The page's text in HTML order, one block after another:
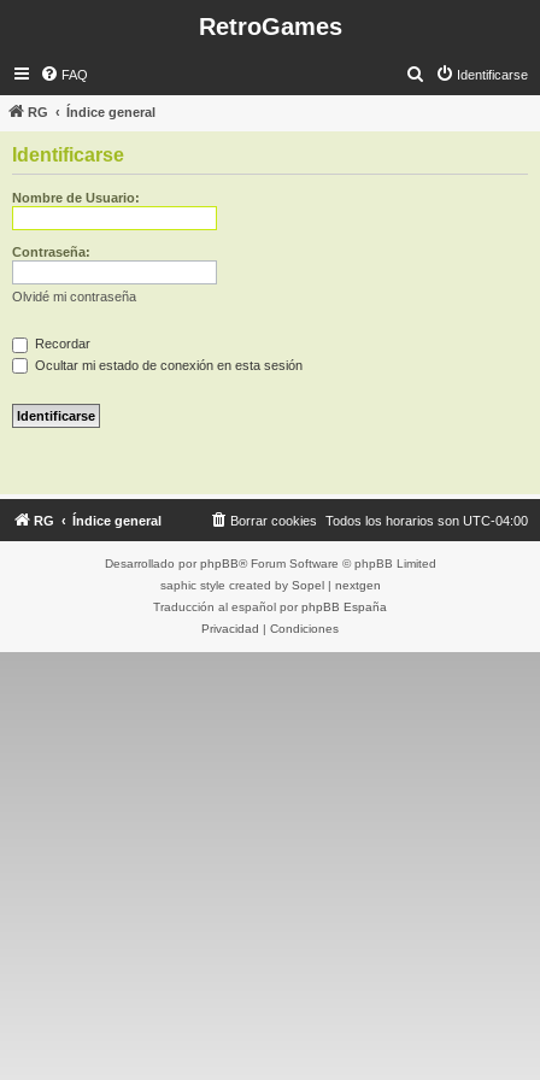
RetroGames
FAQ Identificarse
s
RG Índice general
Identificarse
Nombre de Usuario:
Contraseña:
Olvidé mi contraseña
Recordar
Ocultar mi estado de conexión en esta sesión
RG Índice general Todos los horarios son UTC-04:00
Borrar cookies
Desarrollado por phpBB® Forum Software © phpBB Limited
saphic style created by Sopel| nextgen
Traducción al español por phpBB España
Privacidad | Condiciones